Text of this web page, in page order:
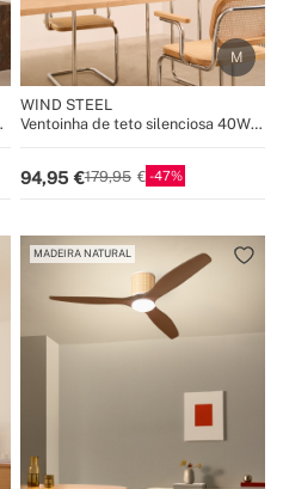
WIND STEEL
Ventoinha de teto silenciosa 40W
94,95 179,95 47
MADEIRA NATURAL